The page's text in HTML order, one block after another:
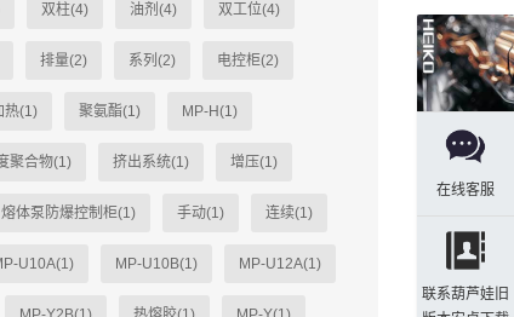
双柱(4) 油剂(4) 双工位(4)
排量(2) 系列(2) 电控柜(2)
热(1) 聚氨酯(1) MP-H(1)
聚合物(1) 挤出系统(1) 增压(1)
熔体泵防爆控制柜(1) 手动(1) 连续(1)
U10A(1) MP-U10B(1) MP-U12A(1)
在线客服
联系葫芦娃旧